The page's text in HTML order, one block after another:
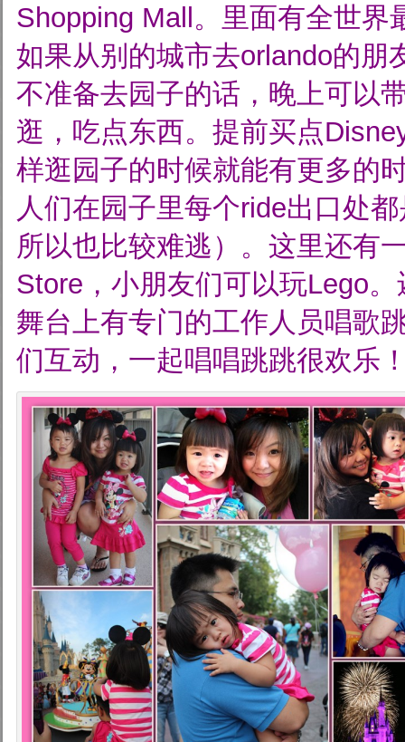
Shopping Mall。里面有全世界
如果从别的城市去orlando的朋
不准备去园子的话，晚上可以
逛，吃点东西。提前买点
样逛园子的时候就能有更多的
人们在园子里每个ride出口处
所以也比较难逃）。这里还有
Store，小朋友们可以玩Lego
舞台上有专门的工作人员唱歌
们互动，一起唱唱跳跳很欢乐